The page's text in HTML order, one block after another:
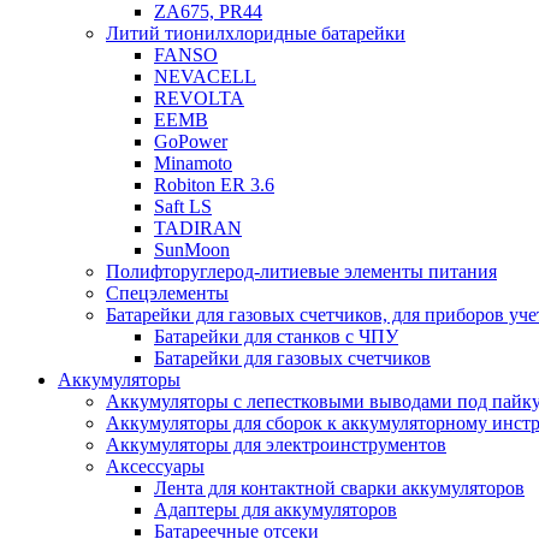
ZA675, PR44
Литий тионилхлоридные батарейки
FANSO
NEVACELL
REVOLTA
EEMB
GoPower
Minamoto
Robiton ER 3.6
Saft LS
TADIRAN
SunMoon
Полифторуглерод-литиевые элементы питания
Спецэлементы
Батарейки для газовых счетчиков, для приборов
Батарейки для станков с ЧПУ
Батарейки для газовых счетчиков
Аккумуляторы
Аккумуляторы с лепестковыми выводами под
Аккумуляторы для сборок к аккумуляторному
Аккумуляторы для электроинструментов
Аксессуары
Лента для контактной сварки аккумуляторов
Адаптеры для аккумуляторов
Батареечные отсеки